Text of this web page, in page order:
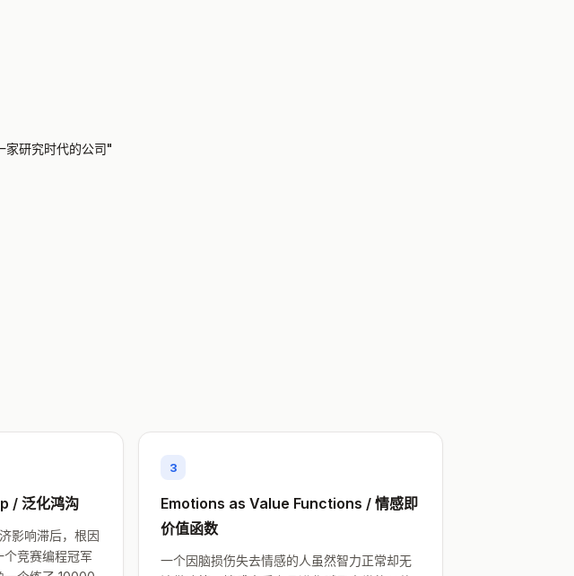
研究时代的公司"
/ 泛化鸿沟
影响滞后，根因
竞赛编程冠军
3
Emotions as Value Functions / 情感即
价值函数
一个因脑损伤失去情感的人虽然智力正常却无